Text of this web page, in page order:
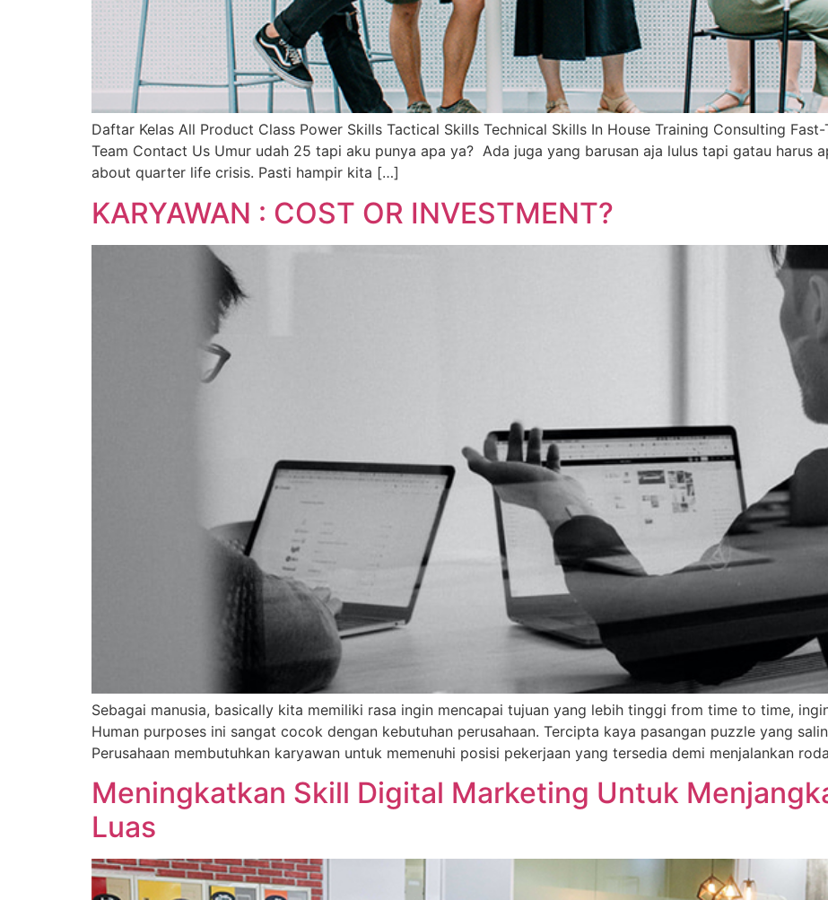
Daftar Kelas All Product Class Power Skills Tactical Skills Technical Skills In House Training Consulting
Team Contact Us Umur udah 25 tapi aku punya apa ya? Ada juga yang barusan aja lulus tapi gatau harus
about quarter life crisis. Pasti hampir kita […]
KARYAWAN : COST OR INVESTMENT?
Sebagai manusia, basically kita memiliki rasa ingin mencapai tujuan yang lebih tinggi from time to time,
Human purposes ini sangat cocok dengan kebutuhan perusahaan. Tercipta kaya pasangan puzzle yang
Perusahaan membutuhkan karyawan untuk memenuhi posisi pekerjaan yang tersedia demi menjalankan
Meningkatkan Skill Digital Marketing Untuk
Luas